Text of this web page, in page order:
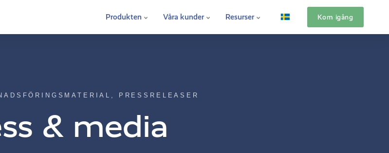
Produkten Våra kunder Resurser Kom igång
PRESSRELEASER
& media